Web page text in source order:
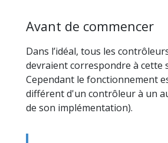
Avant de commencer
Dans l’idéal, tous les
devraient correspondre à cette
Cependant le fonctionnement
différent d'un contrôleur à un
de son implémentation).